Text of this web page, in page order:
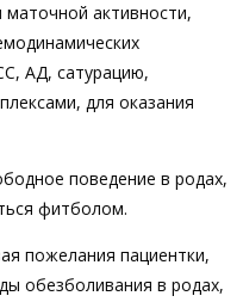
активности,
АД, сатурацию,
для оказания
поведение в родах,
фитболом.
пожелания пациентки,
обезболивания в родах,